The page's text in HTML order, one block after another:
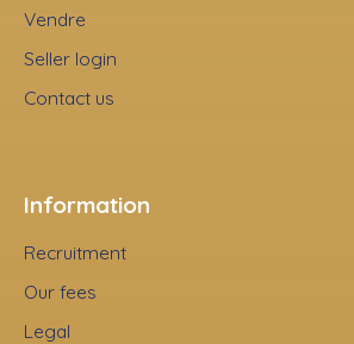
Vendre
Seller login
Contact us
Information
Recruitment
Our fees
Legal